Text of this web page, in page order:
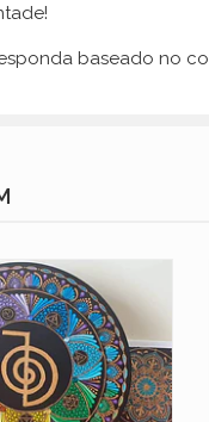
baseado no